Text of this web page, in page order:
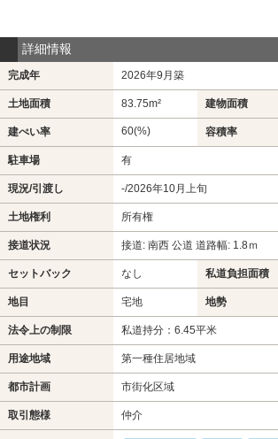
詳細情報
完成年 2026年9月築
土地面積 83.75m² 建物面積
建ぺい率 60(%) 容積率
駐車場 有
現況/引渡し -/2026年10月上旬
土地権利 所有権
接道状況 接道: 南西 公道 道路幅: 1.8ｍ
セットバック なし 私道負担面積
地目 宅地 地勢
法令上の制限 私道持分：6.45平米
用途地域 第一種住居地域
都市計画 市街化区域
取引態様 仲介